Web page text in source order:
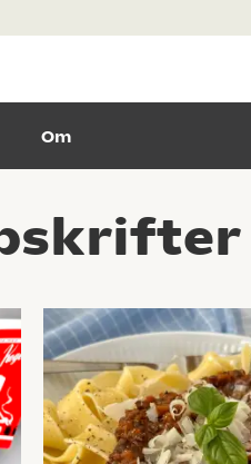
Om